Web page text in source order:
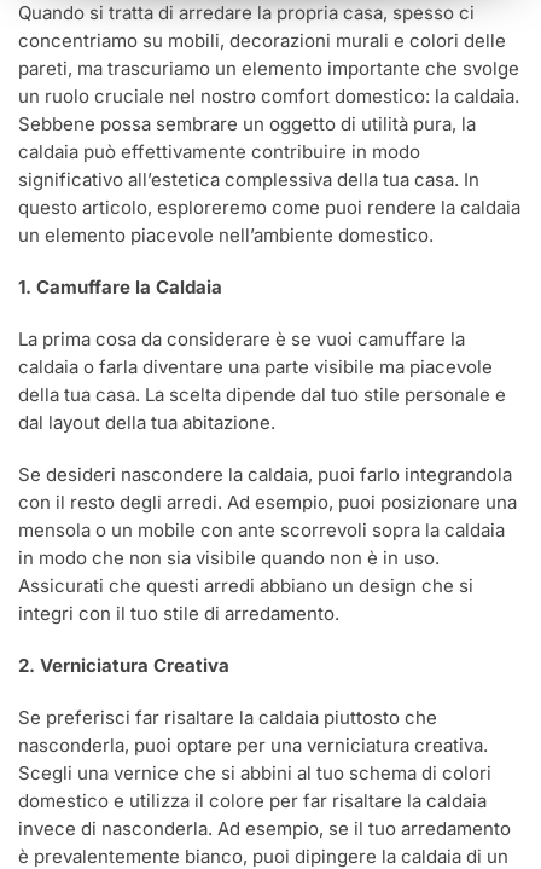
Quando si tratta di arredare la propria casa, spesso ci
concentriamo su mobili, decorazioni murali e colori delle
pareti, ma trascuriamo un elemento importante che svolge
un ruolo cruciale nel nostro comfort domestico: la caldaia.
Sebbene possa sembrare un oggetto di utilità pura, la
caldaia può effettivamente contribuire in modo
significativo all’estetica complessiva della tua casa. In
questo articolo, esploreremo come puoi rendere la caldaia
un elemento piacevole nell’ambiente domestico.
1. Camuffare la Caldaia
La prima cosa da considerare è se vuoi camuffare la
caldaia o farla diventare una parte visibile ma piacevole
della tua casa. La scelta dipende dal tuo stile personale e
dal layout della tua abitazione.
Se desideri nascondere la caldaia, puoi farlo integrandola
con il resto degli arredi. Ad esempio, puoi posizionare una
mensola o un mobile con ante scorrevoli sopra la caldaia
in modo che non sia visibile quando non è in uso.
Assicurati che questi arredi abbiano un design che si
integri con il tuo stile di arredamento.
2. Verniciatura Creativa
Se preferisci far risaltare la caldaia piuttosto che
nasconderla, puoi optare per una verniciatura creativa.
Scegli una vernice che si abbini al tuo schema di colori
domestico e utilizza il colore per far risaltare la caldaia
invece di nasconderla. Ad esempio, se il tuo arredamento
è prevalentemente bianco, puoi dipingere la caldaia di un